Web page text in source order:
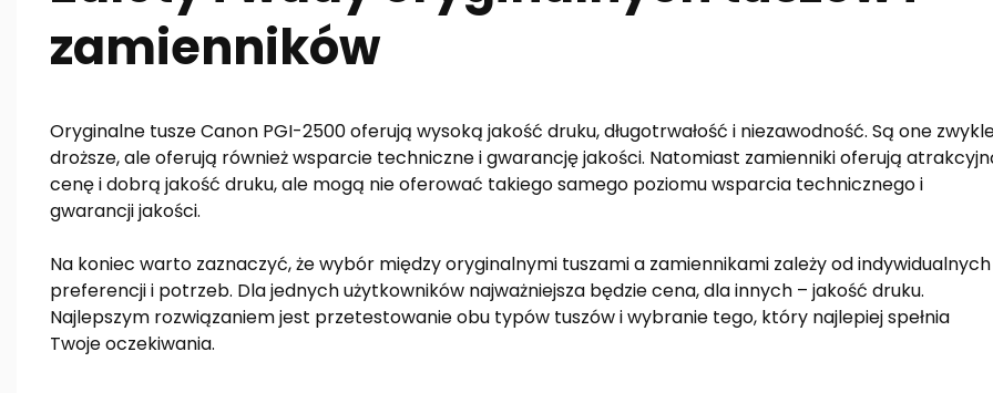
zamienników
Oryginalne tusze Canon PGI-2500 oferują wysoką jakość druku, długotrwałość i niezawodność. Są one
droższe, ale oferują również wsparcie techniczne i gwarancję jakości. Natomiast zamienniki oferują
cenę i dobrą jakość druku, ale mogą nie oferować takiego samego poziomu wsparcia technicznego i
gwarancji jakości.
Na koniec warto zaznaczyć, że wybór między oryginalnymi tuszami a zamiennikami zależy od indywidualnych
preferencji i potrzeb. Dla jednych użytkowników najważniejsza będzie cena, dla innych – jakość druku.
Najlepszym rozwiązaniem jest przetestowanie obu typów tuszów i wybranie tego, który najlepiej spełnia
Twoje oczekiwania.